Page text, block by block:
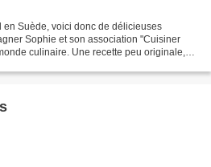
Suède, voici donc de délicieuses
Sophie et son association "Cuisiner
culinaire. Une recette peu originale,